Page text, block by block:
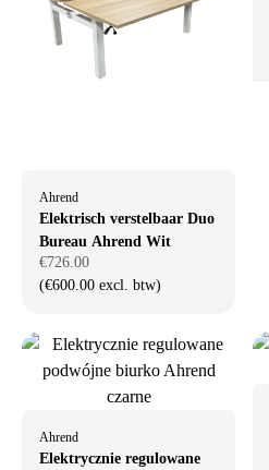
Ahrend
Elektrisch verstelbaar Duo
Bureau Ahrend Wit
€726.00
(€600.00 excl. btw)
Ahrend
Elektrycznie regulowane